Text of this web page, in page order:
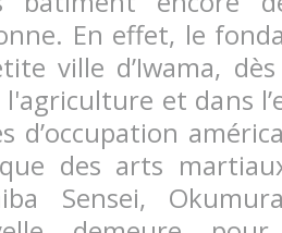
En effet, le
ville d’Iwama,
l'agriculture et dans
d’occupation
des arts
Sensei,